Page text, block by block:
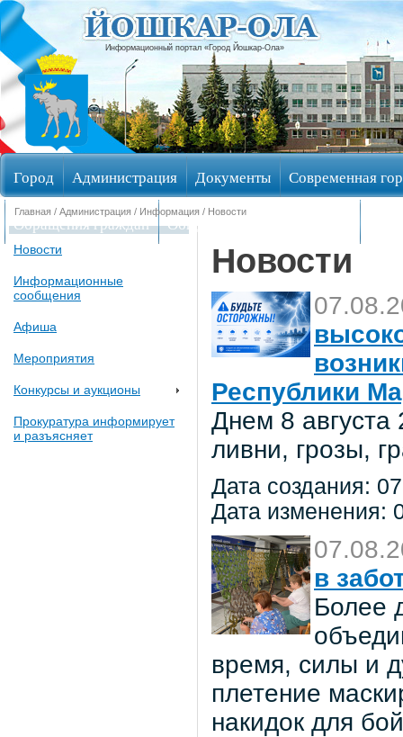
Информационный портал «Город Йошкар-Ола»
Город Администрация Документы Современная
Обращения граждан Общественные обсуждения
Главная / Администрация / Информация / Новости
Новости
Информационные
сообщения
Афиша
Мероприятия
Конкурсы и аукционы
Прокуратура информирует
и разъясняет
Новости
Республики
Днем 8
ливни, грозы,
Дата создания:
Дата изменения:
в
Более
время, силы и
плетение
накидок для